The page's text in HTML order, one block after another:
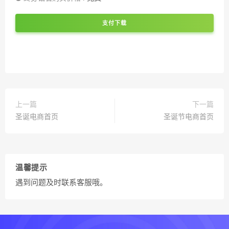
支付下载
上一篇
圣诞电商首页
下一篇
圣诞节电商首页
温馨提示
遇到问题及时联系客服哦。